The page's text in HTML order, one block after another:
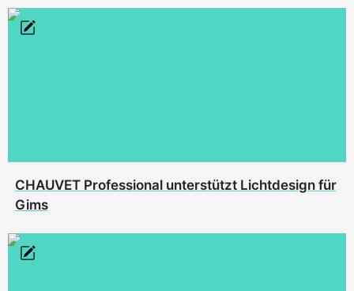
CHAUVET Professional unterstützt Lichtdesign für
Gims